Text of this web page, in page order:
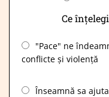
Ce
"Pace" ne
conflicte și violență
Înseamnă sa